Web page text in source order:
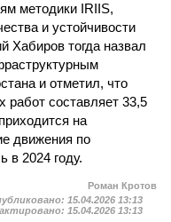
методики IRIIS,
и устойчивости
Хабиров тогда назвал
и отметил, что
работ составляет 33,5
на
движения по
в 2024 году.
Роман Кротов
15.04.2026 13:13
15.04.2026 13:13